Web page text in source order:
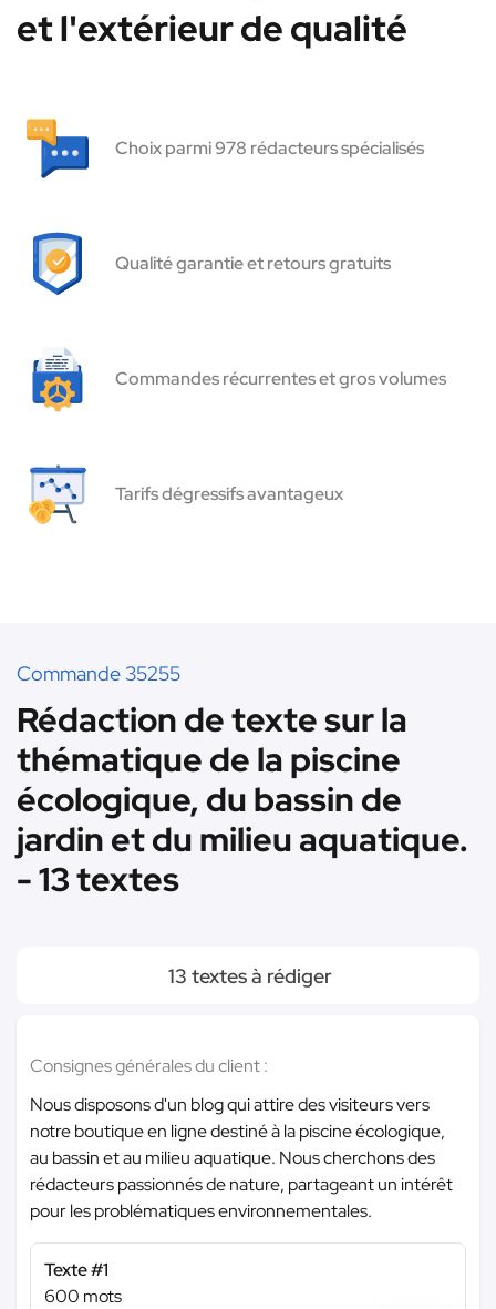
et l'extérieur de qualité
Choix parmi 978 rédacteurs spécialisés
Qualité garantie et retours gratuits
Commandes récurrentes et gros volumes
Tarifs dégressifs avantageux
Commande 35255
Rédaction de texte sur la
thématique de la piscine
écologique, du bassin de
jardin et du milieu aquatique.
- 13 textes
13 textes à rédiger
Consignes générales du client :
Nous disposons d'un blog qui attire des visiteurs vers
notre boutique en ligne destiné à la piscine écologique,
au bassin et au milieu aquatique. Nous cherchons des
rédacteurs passionnés de nature, partageant un intérêt
pour les problématiques environnementales.
Texte #1
600 mots